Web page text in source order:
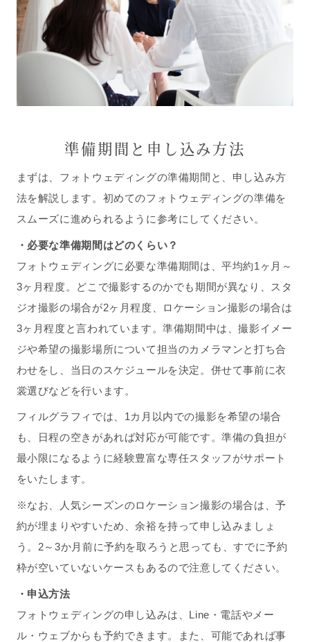
準備期間と申し込み方法
まずは、フォトウェディングの準備期間と、申し込み方
法を解説します。初めてのフォトウェディングの準備を
スムーズに進められるように参考にしてください。
・ 必要な準備期間はどのくらい？
フォトウェディングに必要な準備期間は、平均約1ヶ月～
3ヶ月程度。どこで撮影するのかでも期間が異なり、スタ
ジオ撮影の場合が2ヶ月程度、ロケーション撮影の場合は
3ヶ月程度と言われています。準備期間中は、撮影イメー
ジや希望の撮影場所について担当のカメラマンと打ち合
わせをし、当日のスケジュールを決定。併せて事前に衣
裳選びなどを行います。
フィルグラフィでは、1カ月以内での撮影を希望の場合
も、日程の空きがあれば対応が可能です。準備の負担が
最小限になるように経験豊富な専任スタッフがサポート
をいたします。
※なお、人気シーズンのロケーション撮影の場合は、予
約が埋まりやすいため、余裕を持って申し込みましょ
う。2～3か月前に予約を取ろうと思っても、すでに予約
枠が空いていないケースもあるので注意してください。
・ 申込方法
フォトウェディングの申し込みは、Line・電話やメー
ル・ウェブからも予約できます。また、可能であれば事